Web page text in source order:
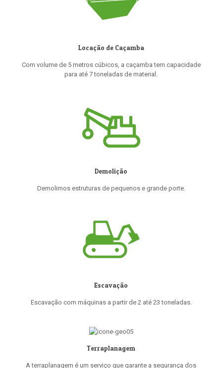
Locação de Caçamba
Com volume de 5 metros cúbicos, a caçamba tem capacidade
para até 7 toneladas de material.
Demolição
Demolimos estruturas de pequenos e grande porte.
Escavação
Escavação com máquinas a partir de 2 até 23 toneladas.
Terraplanagem
A terraplanagem é um serviço que garante a segurança dos